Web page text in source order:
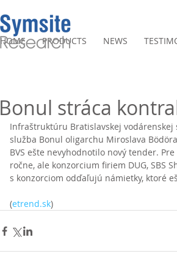
HOME
PRODUCTS NEWS
Bonul stráca
Infraštruktúru Bratislavskej vodárenskej
služba Bonul oligarchu Miroslava
BVS ešte nevyhodnotilo nový tender.
ročne, ale konzorcium firiem DUG, SBS
s konzorciom odďaľujú námietky, ktoré
(etrend.sk)